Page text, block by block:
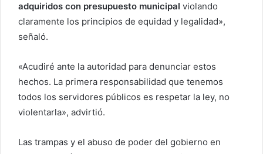
adquiridos con presupuesto municipal violando
claramente los principios de equidad y legalidad»,
señaló.
«Acudiré ante la autoridad para denunciar estos
hechos. La primera responsabilidad que tenemos
todos los servidores públicos es respetar la ley, no
violentarla», advirtió.
Las trampas y el abuso de poder del gobierno en